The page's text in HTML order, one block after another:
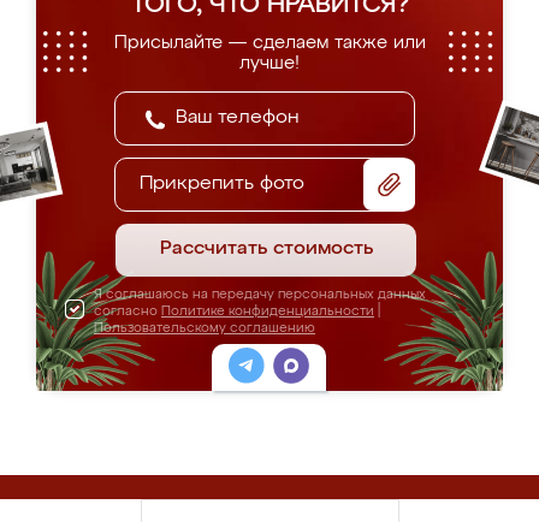
ТОГО, ЧТО НРАВИТСЯ?
Присылайте — сделаем также или
лучше!
Прикрепить фото
Рассчитать стоимость
Я соглашаюсь на передачу персональных данных
согласно Политике конфиденциальности
Пользовательскому соглашению